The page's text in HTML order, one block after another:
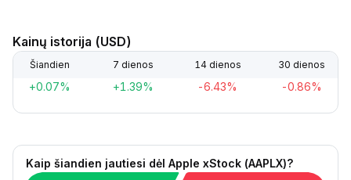
Kainų istorija (USD)
Šiandien 7 dienos 14 dienos 30 dienos
+0.07% +1.39% -6.43% -0.86%
Kaip šiandien jautiesi dėl Apple xStock (AAPLX)?